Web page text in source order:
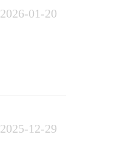
2026-01 -20
2025-12-29